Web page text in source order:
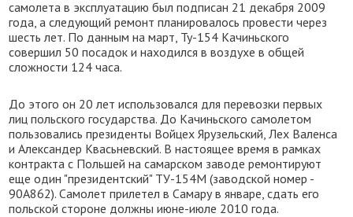
самолета в эксплуатацию был подписан 21 декабря 2009
года, а следующий ремонт планировалось провести через
шесть лет. По данным на март, Ту-154 Качиньского
совершил 50 посадок и находился в воздухе в общей
сложности 124 часа.
До этого он 20 лет использовался для перевозки первых
лиц польского государства. До Качиньского самолетом
пользовались президенты Войцех Ярузельский, Лех Валенса
и Александер Квасьневский. В настоящее время в рамках
контракта с Польшей на самарском заводе ремонтируют
еще один "президентский" ТУ-154М (заводской номер -
90А862). Самолет прилетел в Самару в январе, сдать его
польской стороне должны июне-июле 2010 года.